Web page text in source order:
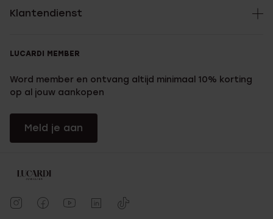
Klantendienst
LUCARDI MEMBER
Word member en ontvang altijd minimaal 10% korting
op al jouw aankopen
Meld je aan